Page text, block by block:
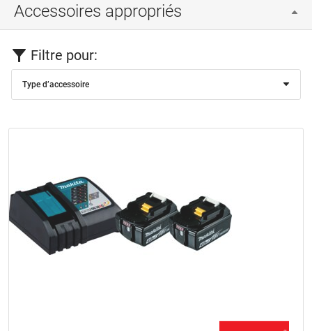
Accessoires appropriés
Filtre pour:
Type d’accessoire